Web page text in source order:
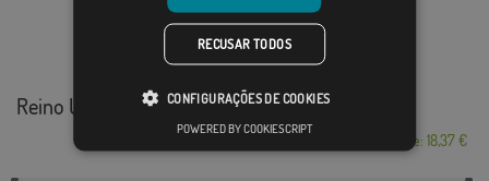
Reino Unido de Por...
Desde: 18,37 €
RECUSAR TODOS
CONFIGURAÇÕES DE COOKIES
POWERED BY COOKIESCRIPT